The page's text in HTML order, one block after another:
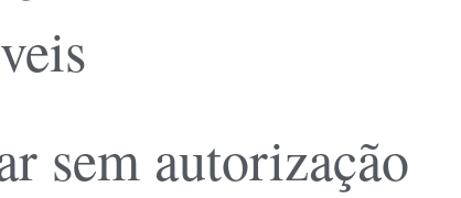
sem autorização